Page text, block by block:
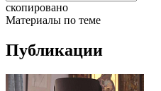
скопировано
Материалы по теме
Публикации